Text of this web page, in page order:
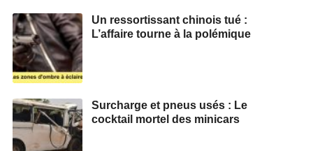
Un ressortissant chinois tué :
L’affaire tourne à la polémique
Surcharge et pneus usés : Le
cocktail mortel des minicars